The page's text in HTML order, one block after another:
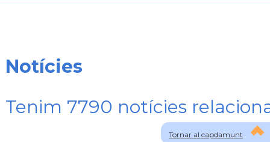
Tornar al capdamunt
Notícies
Tenim 7790 notícies